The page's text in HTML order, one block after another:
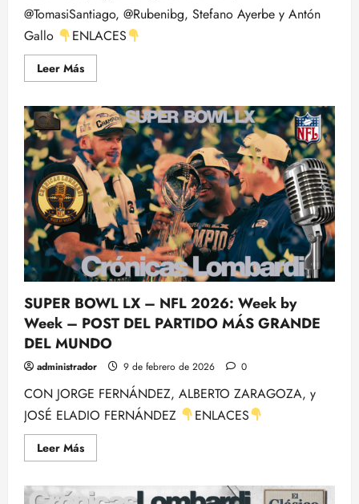
@TomasiSantiago, @Rubenibg, Stefano Ayerbe y Antón
Gallo
ENLACES
Leer MásLeer
más
POST
DE
LA
SUPER
BOWL
LX,
Con
Rubén
Ibeas
–
NFL
2025/26
y
un
Libro
de
SUPER BOWL LX – NFL 2026: Week by
Week – POST DEL PARTIDO MÁS GRANDE
DEL MUNDO
administrador 9 de febrero de 2026 0
CON JORGE FERNÁNDEZ, ALBERTO ZARAGOZA, y
JOSÉ ELADIO FERNÁNDEZ
ENLACES
Leer MásLeer
más
SUPER